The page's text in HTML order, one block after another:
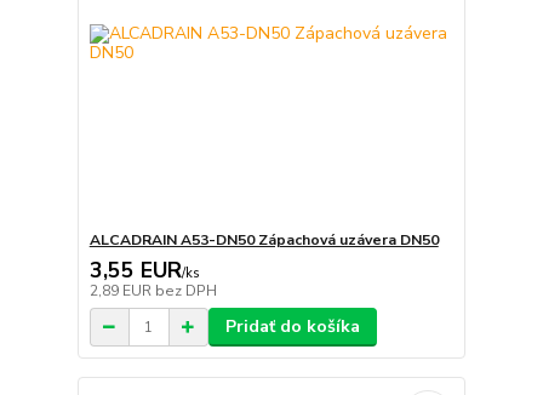
ALCADRAIN A53-DN50 Zápachová uzávera DN50
3,55 EUR/ks
2,89 EUR bez DPH
Pridať do košíka